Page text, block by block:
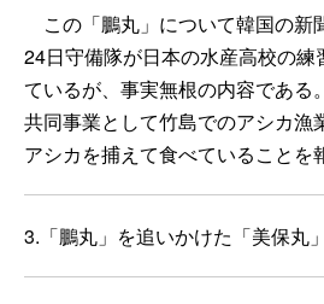
この「鵬丸」について韓国の新
24日守備隊が日本の水産高校の
ているが、事実無根の内容であ
共同事業として竹島でのアシカ
アシカを捕えて食べていることを
3.「鵬丸」を追いかけた「美保丸